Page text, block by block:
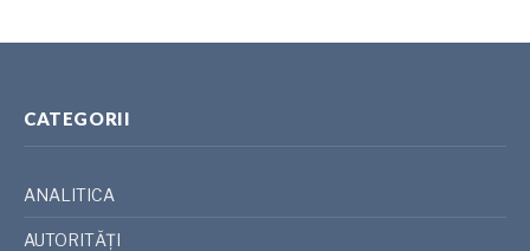
CATEGORII
ANALITICA
AUTORITĂȚI